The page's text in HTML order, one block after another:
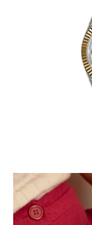
relógio
9º
10 º cerâmica